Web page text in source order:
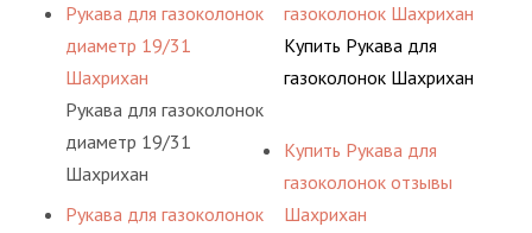
Рукава для газоколонок
диаметр 19/31
Шахрихан
Рукава для газоколонок
диаметр 19/31
Шахрихан
Рукава для газоколонок
газоколонок Шахрихан
Купить Рукава для
газоколонок Шахрихан
Купить Рукава для
газоколонок отзывы
Шахрихан